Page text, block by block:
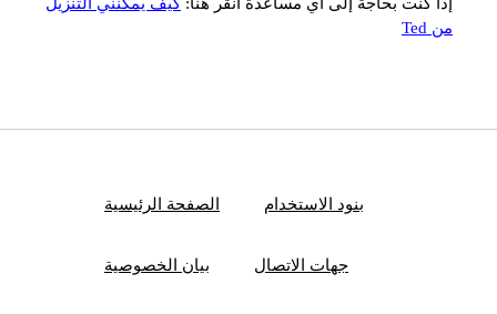
من Ted
الصفحة الرئيسية بنود الاستخدام
بيان الخصوصية جهات الاتصال